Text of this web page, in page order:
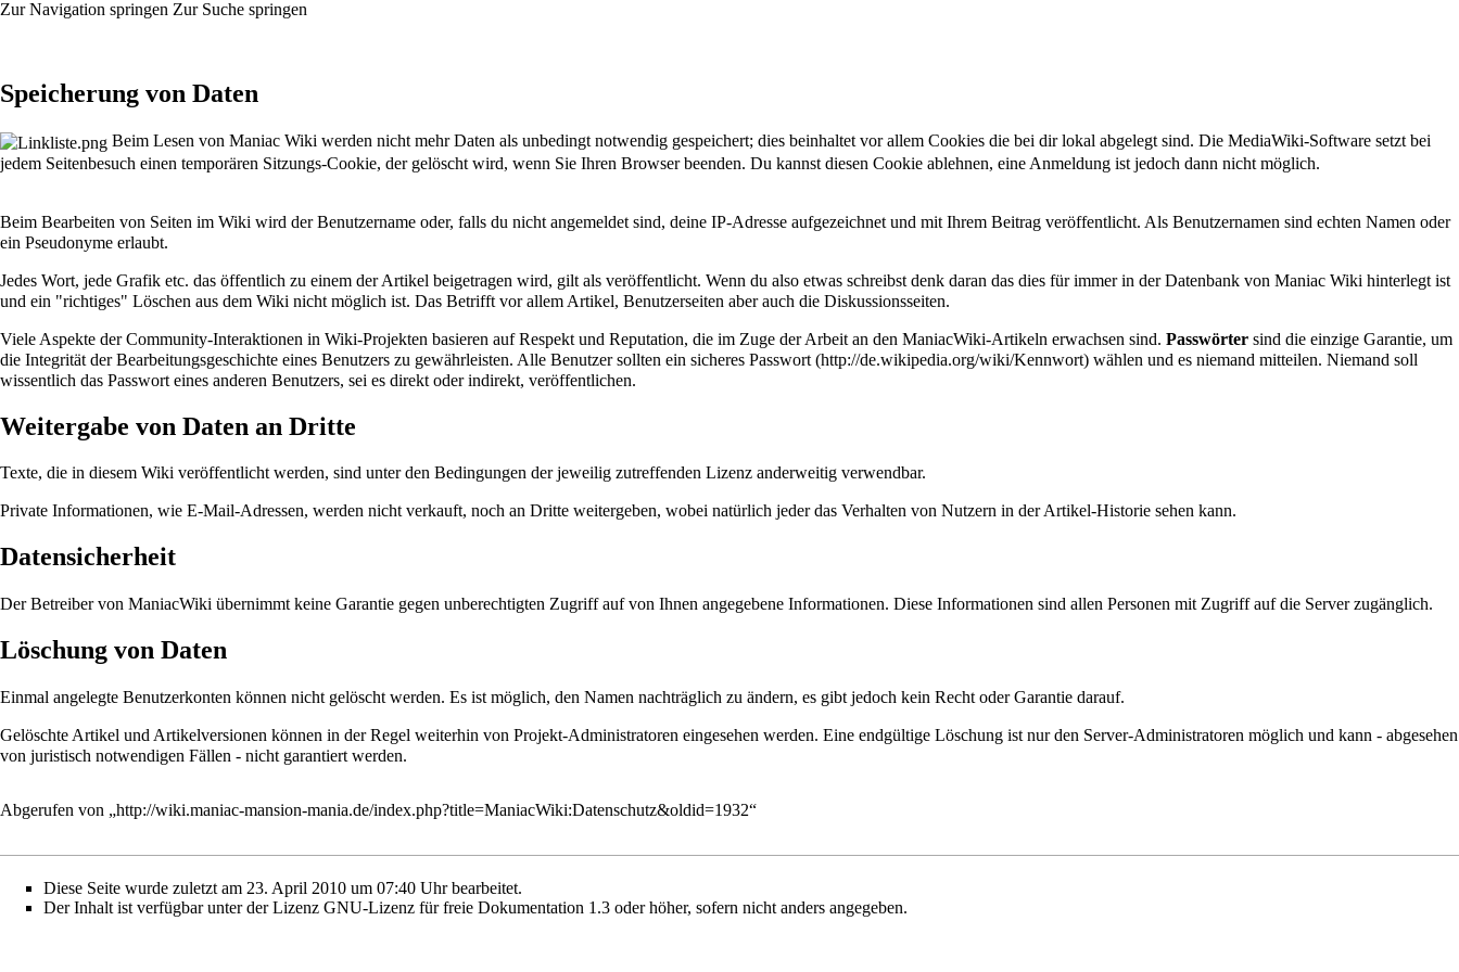
Zur Navigation springen Zur Suche springen
Speicherung von Daten
Beim Lesen von Maniac Wiki werden nicht mehr Daten als unbedingt notwendig gespeichert; dies beinhaltet vor allem Cookies die bei dir lokal abgelegt sind. Die MediaWiki-Software setzt bei
jedem Seitenbesuch einen temporären Sitzungs-Cookie, der gelöscht wird, wenn Sie Ihren Browser beenden. Du kannst diesen Cookie ablehnen, eine Anmeldung ist jedoch dann nicht möglich.
Beim Bearbeiten von Seiten im Wiki wird der Benutzername oder, falls du nicht angemeldet sind, deine IP-Adresse aufgezeichnet und mit Ihrem Beitrag veröffentlicht. Als Benutzernamen sind echten Namen oder
ein Pseudonyme erlaubt.
Jedes Wort, jede Grafik etc. das öffentlich zu einem der Artikel beigetragen wird, gilt als veröffentlicht. Wenn du also etwas schreibst denk daran das dies für immer in der Datenbank von Maniac Wiki hinterlegt ist
und ein "richtiges" Löschen aus dem Wiki nicht möglich ist. Das Betrifft vor allem Artikel, Benutzerseiten aber auch die Diskussionsseiten.
Viele Aspekte der Community-Interaktionen in Wiki-Projekten basieren auf Respekt und Reputation, die im Zuge der Arbeit an den ManiacWiki-Artikeln erwachsen sind. Passwörter sind die einzige Garantie, um
die Integrität der Bearbeitungsgeschichte eines Benutzers zu gewährleisten. Alle Benutzer sollten ein sicheres Passwort
wählen und es niemand mitteilen. Niemand soll
wissentlich das Passwort eines anderen Benutzers, sei es direkt oder indirekt, veröffentlichen.
Weitergabe von Daten an Dritte
Texte, die in diesem Wiki veröffentlicht werden, sind unter den Bedingungen der jeweilig zutreffenden Lizenz anderweitig verwendbar.
Private Informationen, wie E-Mail-Adressen, werden nicht verkauft, noch an Dritte weitergeben, wobei natürlich jeder das Verhalten von Nutzern in der Artikel-Historie sehen kann.
Datensicherheit
Der Betreiber von ManiacWiki übernimmt keine Garantie gegen unberechtigten Zugriff auf von Ihnen angegebene Informationen. Diese Informationen sind allen Personen mit Zugriff auf die Server zugänglich.
Löschung von Daten
Einmal angelegte Benutzerkonten können nicht gelöscht werden. Es ist möglich, den Namen nachträglich zu ändern, es gibt jedoch kein Recht oder Garantie darauf.
Gelöschte Artikel und Artikelversionen können in der Regel weiterhin von Projekt-Administratoren eingesehen werden. Eine endgültige Löschung ist nur den Server-Administratoren möglich und kann - abgesehen
von juristisch notwendigen Fällen - nicht garantiert werden.
Abgerufen von „http://wiki.maniac-mansion-mania.de/index.php?title=ManiacWiki:Datenschutz&oldid=1932“
Diese Seite wurde zuletzt am 23. April 2010 um 07:40 Uhr bearbeitet.
Der Inhalt ist verfügbar unter der Lizenz GNU-Lizenz für freie Dokumentation 1.3 oder höher, sofern nicht anders angegeben.